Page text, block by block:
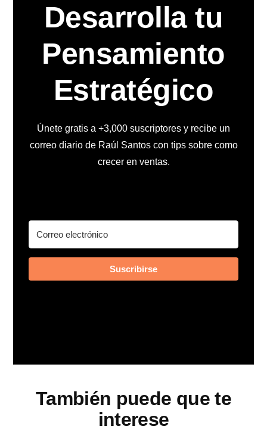
Desarrolla tu
Pensamiento
Estratégico
Únete gratis a +3,000 suscriptores y recibe un
correo diario de Raúl Santos con tips sobre como
crecer en ventas.
Suscribirse
También puede que te
interese